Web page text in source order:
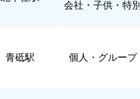
会社・子供・特別
青砥駅 個人 ・グループ